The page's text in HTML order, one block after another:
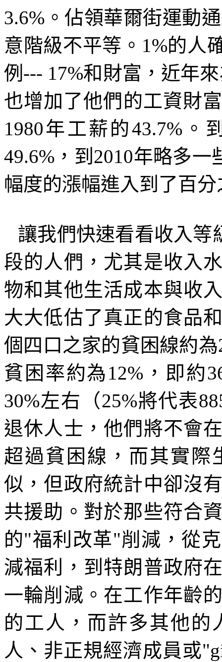
3.6% 。佔領華爾街運動
意階級不平等。 1%的人
例 --- 17%和財富，近年
也增加了他們的工資財
1980年工薪的43.7%。
49.6% ，到 2010年略多一
幅度的漲幅進入到了百
讓我們快速看看收入等
段的人們，尤其是收入
物和其他生活成本與收
大大低估了真正的食品
個四口之家的貧困線約為
貧困率約為12% ，即約
30%左右（25%將代表
退休人士，他們將不會
超過貧困線，而其實際
似，但政府統計中卻沒
共援助。對於那些符合
的"福利改革"削減，從
減福利，到特朗普政府
一輪削減。在工作年齡
的工人，而許多其他的
人、非正規經濟成員或